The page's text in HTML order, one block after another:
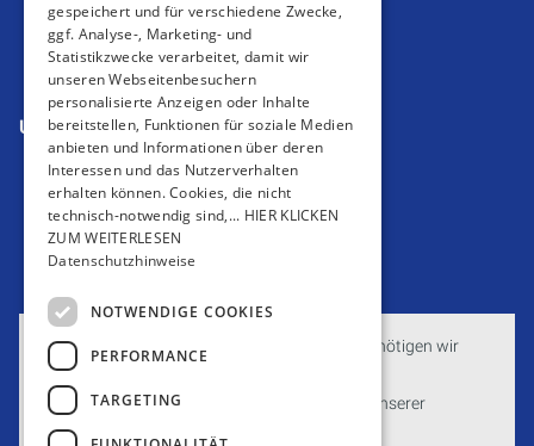
Barrierefreiheitserklärung
Datenschutzerklärung
AGB
Unsere Bereiche
Privatkunden
Gewerbekunden
Karriere
Unternehmen
Kontakt
Um externe HTML-Inhalte anzuzeigen, benötigen wir
Weitere Informationen finden Sie in unserer
Datenschutzerklärung.
gespeichert und für verschiedene Zwecke,
ggf. Analyse-, Marketing- und
Statistikzwecke verarbeitet, damit wir
unseren Webseitenbesuchern
personalisierte Anzeigen oder Inhalte
bereitstellen, Funktionen für soziale Medien
anbieten und Informationen über deren
Interessen und das Nutzerverhalten
erhalten können. Cookies, die nicht
technisch-notwendig sind,... HIER KLICKEN
ZUM WEITERLESEN
Datenschutzhinweise
NOTWENDIGE COOKIES
PERFORMANCE
TARGETING